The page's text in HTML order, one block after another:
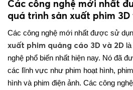
Các công nghệ mới nhất
quá trình sản xuất phim 3D
Các công nghệ mới nhất được sử
xuất phim quảng cáo 3D và 2D
nghệ phổ biến nhất hiện nay. Nó đã
các lĩnh vực như phim hoạt hình,
hình và phim điện ảnh. Các công